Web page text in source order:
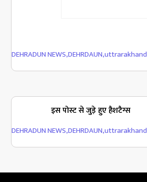
DEHRADUN NEWS,DEHRDAUN,uttrarakhand
इस पोस्ट से जुड़े हुए हैशटैग्स
DEHRADUN NEWS,DEHRDAUN,uttrarakhand